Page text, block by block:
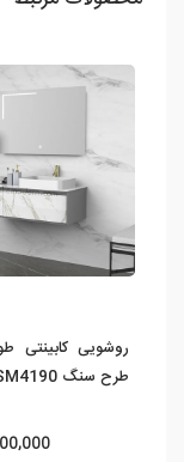
روشویی کابینتی
طرح سنگ SM4190